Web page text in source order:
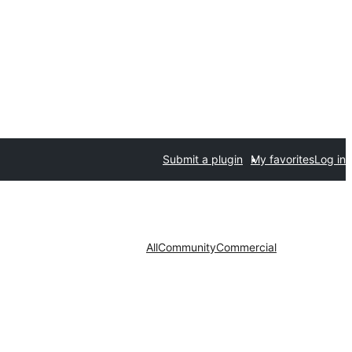
Submit a plugin My favoritesLog in
AllCommunityCommercial